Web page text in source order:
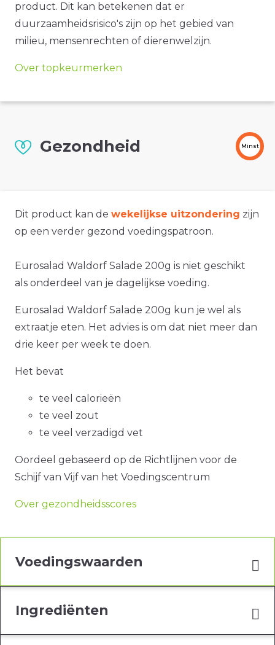
product. Dit kan betekenen dat er
duurzaamheidsrisico's zijn op het gebied van
milieu, mensenrechten of dierenwelzijn.
Over topkeurmerken
Gezondheid Minst
Dit product kan de wekelijkse uitzondering zijn
op een verder gezond voedingspatroon.
Eurosalad Waldorf Salade 200g is niet geschikt
als onderdeel van je dagelijkse voeding.
Eurosalad Waldorf Salade 200g kun je wel als
extraatje eten. Het advies is om dat niet meer dan
drie keer per week te doen.
Het bevat
te veel calorieën
te veel zout
te veel verzadigd vet
Oordeel gebaseerd op de Richtlijnen voor de
Schijf van Vijf van het Voedingscentrum
Over gezondheidsscores
Voedingswaarden
Ingrediënten